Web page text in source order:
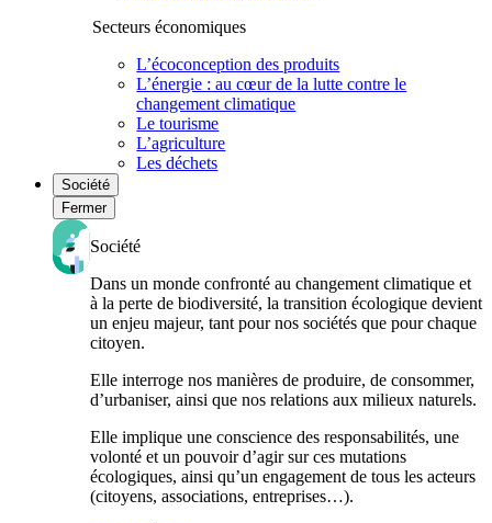
Secteurs économiques
L’écoconception des produits
L’énergie : au cœur de la lutte contre le
changement climatique
Le tourisme
L’agriculture
Les déchets
Société
Fermer
Société
Dans un monde confronté au changement climatique et
à la perte de biodiversité, la transition écologique devient
un enjeu majeur, tant pour nos sociétés que pour chaque
citoyen.
Elle interroge nos manières de produire, de consommer,
d’urbaniser, ainsi que nos relations aux milieux naturels.
Elle implique une conscience des responsabilités, une
volonté et un pouvoir d’agir sur ces mutations
écologiques, ainsi qu’un engagement de tous les acteurs
(citoyens, associations, entreprises…).